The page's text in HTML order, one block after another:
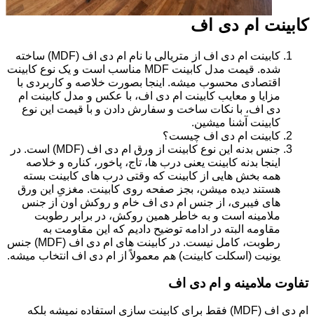
کابینت ام دی اف
کابینت ام دی اف از متریالی با نام ام دی اف (MDF) ساخته
شده. قیمت مدل کابینت MDF مناسب است و یک نوع کابینت
اقتصادی محسوب میشه. اینجا بصورت خلاصه و کاربردی با
مزایا و معایب کابینت ام دی اف، با عکس و مدل کابینت ام
دی اف، با نکات ساخت و سفارش دادن و با قیمت این نوع
کابینت آشنا میشین.
کابینت ام دی اف چیست؟
جنس بدنه این نوع کابینت از ورق ام دی اف (MDF) است. در
اینجا بدنه کابینت یعنی درب ها، تاج، پاخور، کناره و خلاصه
همه بخش هایی از کابینت که وقتی درب های کابینت بسته
هستند دیده میشن، بجز صفحه روی کابینت. مغزیِ این ورق
های فیبری، از جنس ام دی اف خام و روکش اون از جنس
ملامینه است و به خاطر همین روکش، در برابر رطوبت
مقاومه البته در ادامه توضیح دادیم که این مقاومت به
رطوبت، کامل نیست. در کابینت های ام دی اف (MDF) جنس
یونیت (اسکلت کابینت) هم معمولاً از ام دی اف انتخاب میشه.
تفاوت ملامینه و ام دی اف
ام دی اف (MDF) فقط برای کابینت سازی استفاده نمیشه بلکه